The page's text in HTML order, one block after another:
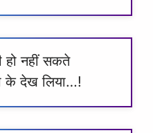
हो नहीं सकते
के देख लिया…!